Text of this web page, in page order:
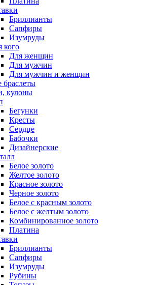
Бриллианты
Сапфиры
Изумруды
кого
Для женщин
Для мужчин
Для мужчин и женщин
браслеты
кулоны
Бегунки
Кресты
Сердце
Бабочки
Дизайнерские
Белое золото
Желтое золото
Красное золото
Черное золото
Белое с красным золото
Белое с желтым золото
Комбинированное золото
Платина
Бриллианты
Сапфиры
Изумруды
Рубины